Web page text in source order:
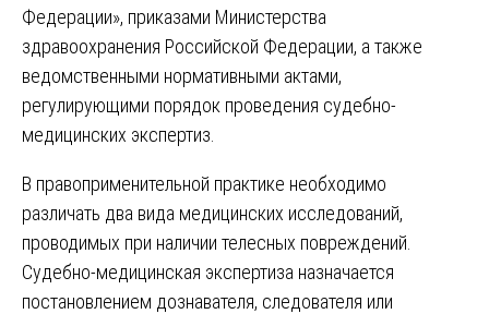
Федерации», приказами Министерства
здравоохранения Российской Федерации, а также
ведомственными нормативными актами,
регулирующими порядок проведения судебно-
медицинских экспертиз.
В правоприменительной практике необходимо
различать два вида медицинских исследований,
проводимых при наличии телесных повреждений.
Судебно-медицинская экспертиза назначается
постановлением дознавателя, следователя или